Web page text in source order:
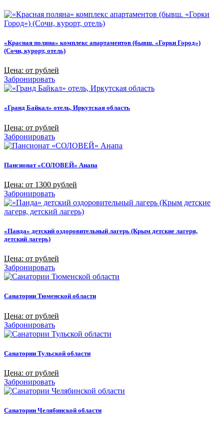
«Красная поляна» комплекс апартаментов (бывш. «Горки Город»)
(Сочи, курорт, отель)
Цена: от рублей
Забронировать
«Гранд Байкал» отель, Иркутская область
Цена: от рублей
Забронировать
Пансионат «СОЛОВЕЙ» Анапа
Цена: от 1300 рублей
Забронировать
«Панда» детский оздоровительный лагерь (Крым детские лагеря,
детский лагерь)
Цена: от рублей
Забронировать
Санатории Тюменской области
Цена: от рублей
Забронировать
Санатории Тульской области
Цена: от рублей
Забронировать
Санатории Челябинской области